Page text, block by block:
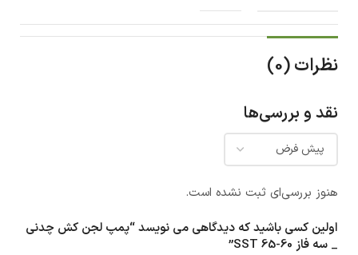
نظرات (0)
نقد و بررسی‌ها
هنوز بررسی‌ای ثبت نشده است.
اولین کسی باشید که دیدگاهی می نویسد “پمپ لجن کش چدنی
_ سه فاز SST 65-60”